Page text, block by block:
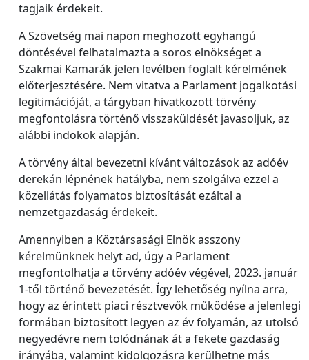
tagjaik érdekeit.
A Szövetség mai napon meghozott egyhangú
döntésével felhatalmazta a soros elnökséget a
Szakmai Kamarák jelen levélben foglalt kérelmének
előterjesztésére. Nem vitatva a Parlament jogalkotási
legitimációját, a tárgyban hivatkozott törvény
megfontolásra történő visszaküldését javasoljuk, az
alábbi indokok alapján.
A törvény által bevezetni kívánt változások az adóév
derekán lépnének hatályba, nem szolgálva ezzel a
közellátás folyamatos biztosítását ezáltal a
nemzetgazdaság érdekeit.
Amennyiben a Köztársasági Elnök asszony
kérelmünknek helyt ad, úgy a Parlament
megfontolhatja a törvény adóév végével, 2023. január
1-től történő bevezetését. Így lehetőség nyílna arra,
hogy az érintett piaci résztvevők működése a jelenlegi
formában biztosított legyen az év folyamán, az utolsó
negyedévre nem tolódnának át a fekete gazdaság
irányába, valamint kidolgozásra kerülhetne más